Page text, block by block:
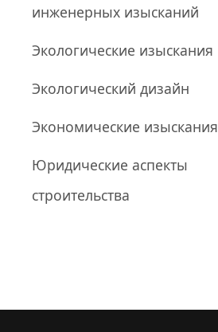
инженерных изысканий
Экологические изыскания
Экологический дизайн
Экономические изыскания
Юридические аспекты
строительства